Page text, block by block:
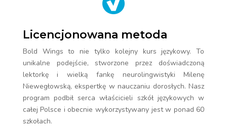
Licencjonowana metoda
Bold Wings to nie tylko kolejny kurs językowy. To
unikalne podejście, stworzone przez doświadczoną
lektorkę i wielką fankę neurolingwistyki Milenę
Niewegłowską, ekspertkę w nauczaniu dorosłych. Nasz
program podbił serca właścicieli szkół językowych w
całej Polsce i obecnie wykorzystywany jest w ponad 60
szkołach.